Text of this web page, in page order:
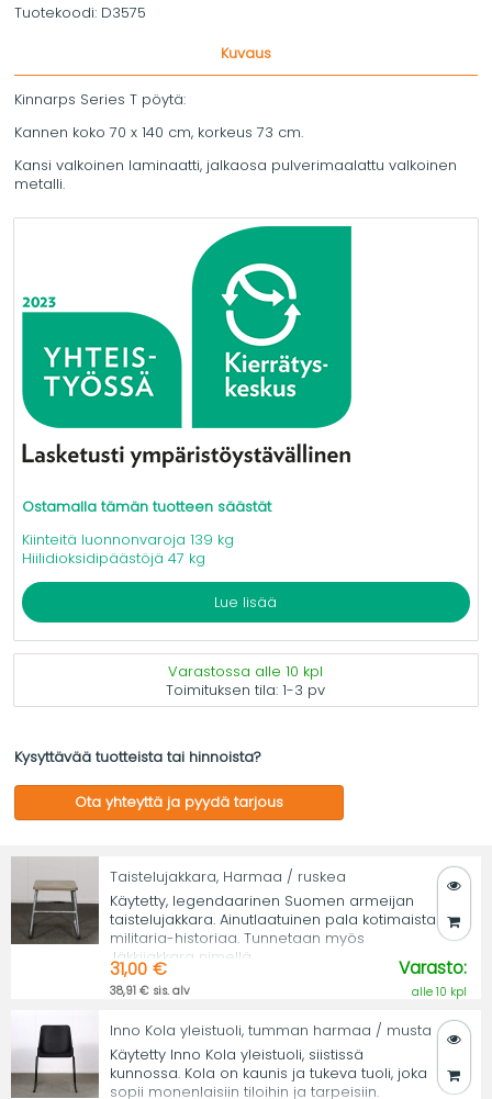
Tuotekoodi: D3575
Kuvaus
Kinnarps Series T pöytä:
Kannen koko 70 x 140 cm, korkeus 73 cm.
Kansi valkoinen laminaatti, jalkaosa pulverimaalattu valkoinen
metalli.
Ostamalla tämän tuotteen säästät
Kiinteitä luonnonvaroja 139 kg
Hiilidioksidipäästöjä 47 kg
Lue lisää
Varastossa alle 10 kpl
Toimituksen tila:1-3 pv
Kysyttävää tuotteista tai hinnoista?
Ota yhteyttä ja pyydä tarjous
Taistelujakkara, Harmaa / ruskea
Käytetty, legendaarinen Suomen armeijan
taistelujakkara. Ainutlaatuinen pala kotimaista
militaria-historiaa. Tunnetaan myös
Jäkkijakkara nimellä.
31,00 €
38,91 € sis. alv
Varasto:
alle 10 kpl
Inno Kola yleistuoli, tumman harmaa / musta
Käytetty Inno Kola yleistuoli, siistissä
kunnossa. Kola on kaunis ja tukeva tuoli, joka
sopii monenlaisiin tiloihin ja tarpeisiin.